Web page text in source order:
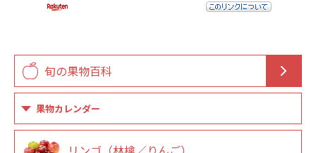
旬の果物百科
果物カレンダー